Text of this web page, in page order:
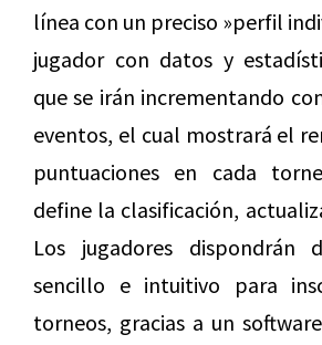
línea con un preciso »perfil
jugador con datos y
que se irán incrementando
eventos, el cual mostrará el
puntuaciones en cada
define la clasificación,
Los jugadores dispondrán
sencillo e intuitivo para
torneos, gracias a un